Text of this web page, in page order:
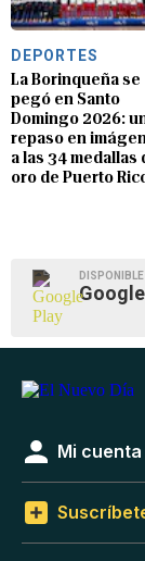
DEPORTES
La Borinqueña se
pegó en Santo
Domingo 2026:
repaso en
a las 34 medallas
oro de Puerto
DISPONIBLE
Mi cuenta